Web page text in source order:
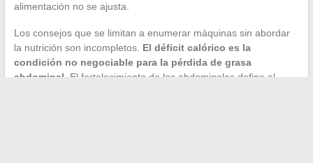
alimentación no se ajusta.
Los consejos que se limitan a enumerar máquinas sin abordar
la nutrición son incompletos. El déficit calórico es la
condición no negociable para la pérdida de grasa
abdominal . El fortalecimiento de los abdominales define el